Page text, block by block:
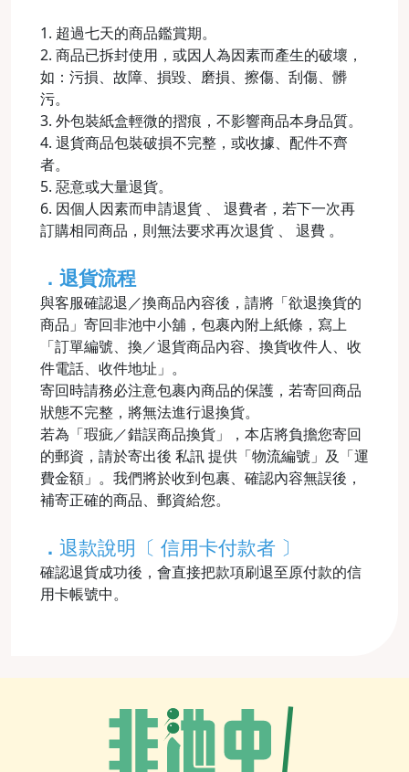
1. 超過七天的商品鑑賞期。
2. 商品已拆封使用，或因人為因素而產生的破壞，
如：污損、故障、損毀、磨損、擦傷、刮傷、髒
污。
3. 外包裝紙盒輕微的摺痕，不影響商品本身品質。
4. 退貨商品包裝破損不完整，或收據、配件不齊
者。
5. 惡意或大量退貨。
6. 因個人因素而申請退貨 、 退費者，若下一次再
訂購相同商品，則無法要求再次退貨 、 退費 。
．退貨流程
與客服確認退／換商品內容後，請將「欲退換貨的
商品」寄回非池中小舖，包裹內附上紙條，寫上
「訂單編號、換／退貨商品內容、換貨收件人、收
件電話、收件地址」。
寄回時請務必注意包裹內商品的保護，若寄回商品
狀態不完整，將無法進行退換貨。
若為「瑕疵／錯誤商品換貨」，本店將負擔您寄回
的郵資，請於寄出後 私訊 提供「物流編號」及「運
費金額」。我們將於收到包裹、確認內容無誤後，
補寄正確的商品、郵資給您。
． 退款說明〔 信用卡付款者 〕
確認退貨成功後，會直接把款項刷退至原付款的信
用卡帳號中。